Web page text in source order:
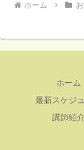
ホーム
ホーム
最新スケジ
講師紹介